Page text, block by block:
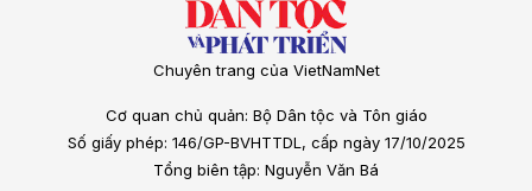
Chuyên trang của VietNamNet
Cơ quan chủ quản: Bộ Dân tộc và Tôn giáo
Số giấy phép: 146/GP-BVHTTDL, cấp ngày 17/10/2025
Tổng biên tập: Nguyễn Văn Bá